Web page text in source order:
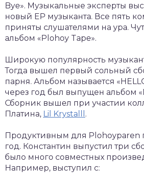
Bye». Музыкальные эксперты
новый EP музыканта. Все пять
приняты слушателями на ура.
альбом «Plohoy Tape».
Широкую популярность
Тогда вышел первый сольный
парня. Альбом называется
через год был выпущен альбом
Сборник вышел при участии
Платина, Lil Krystalll .
Продуктивным для Plohoyparen
год. Константин выпустил три
было много совместных
Например, выступил с: